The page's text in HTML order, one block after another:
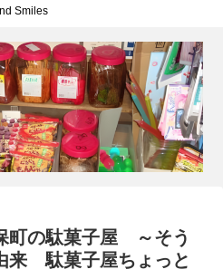
Smiles
町の駄菓子屋 ～そう
来 駄菓子屋ちょっと